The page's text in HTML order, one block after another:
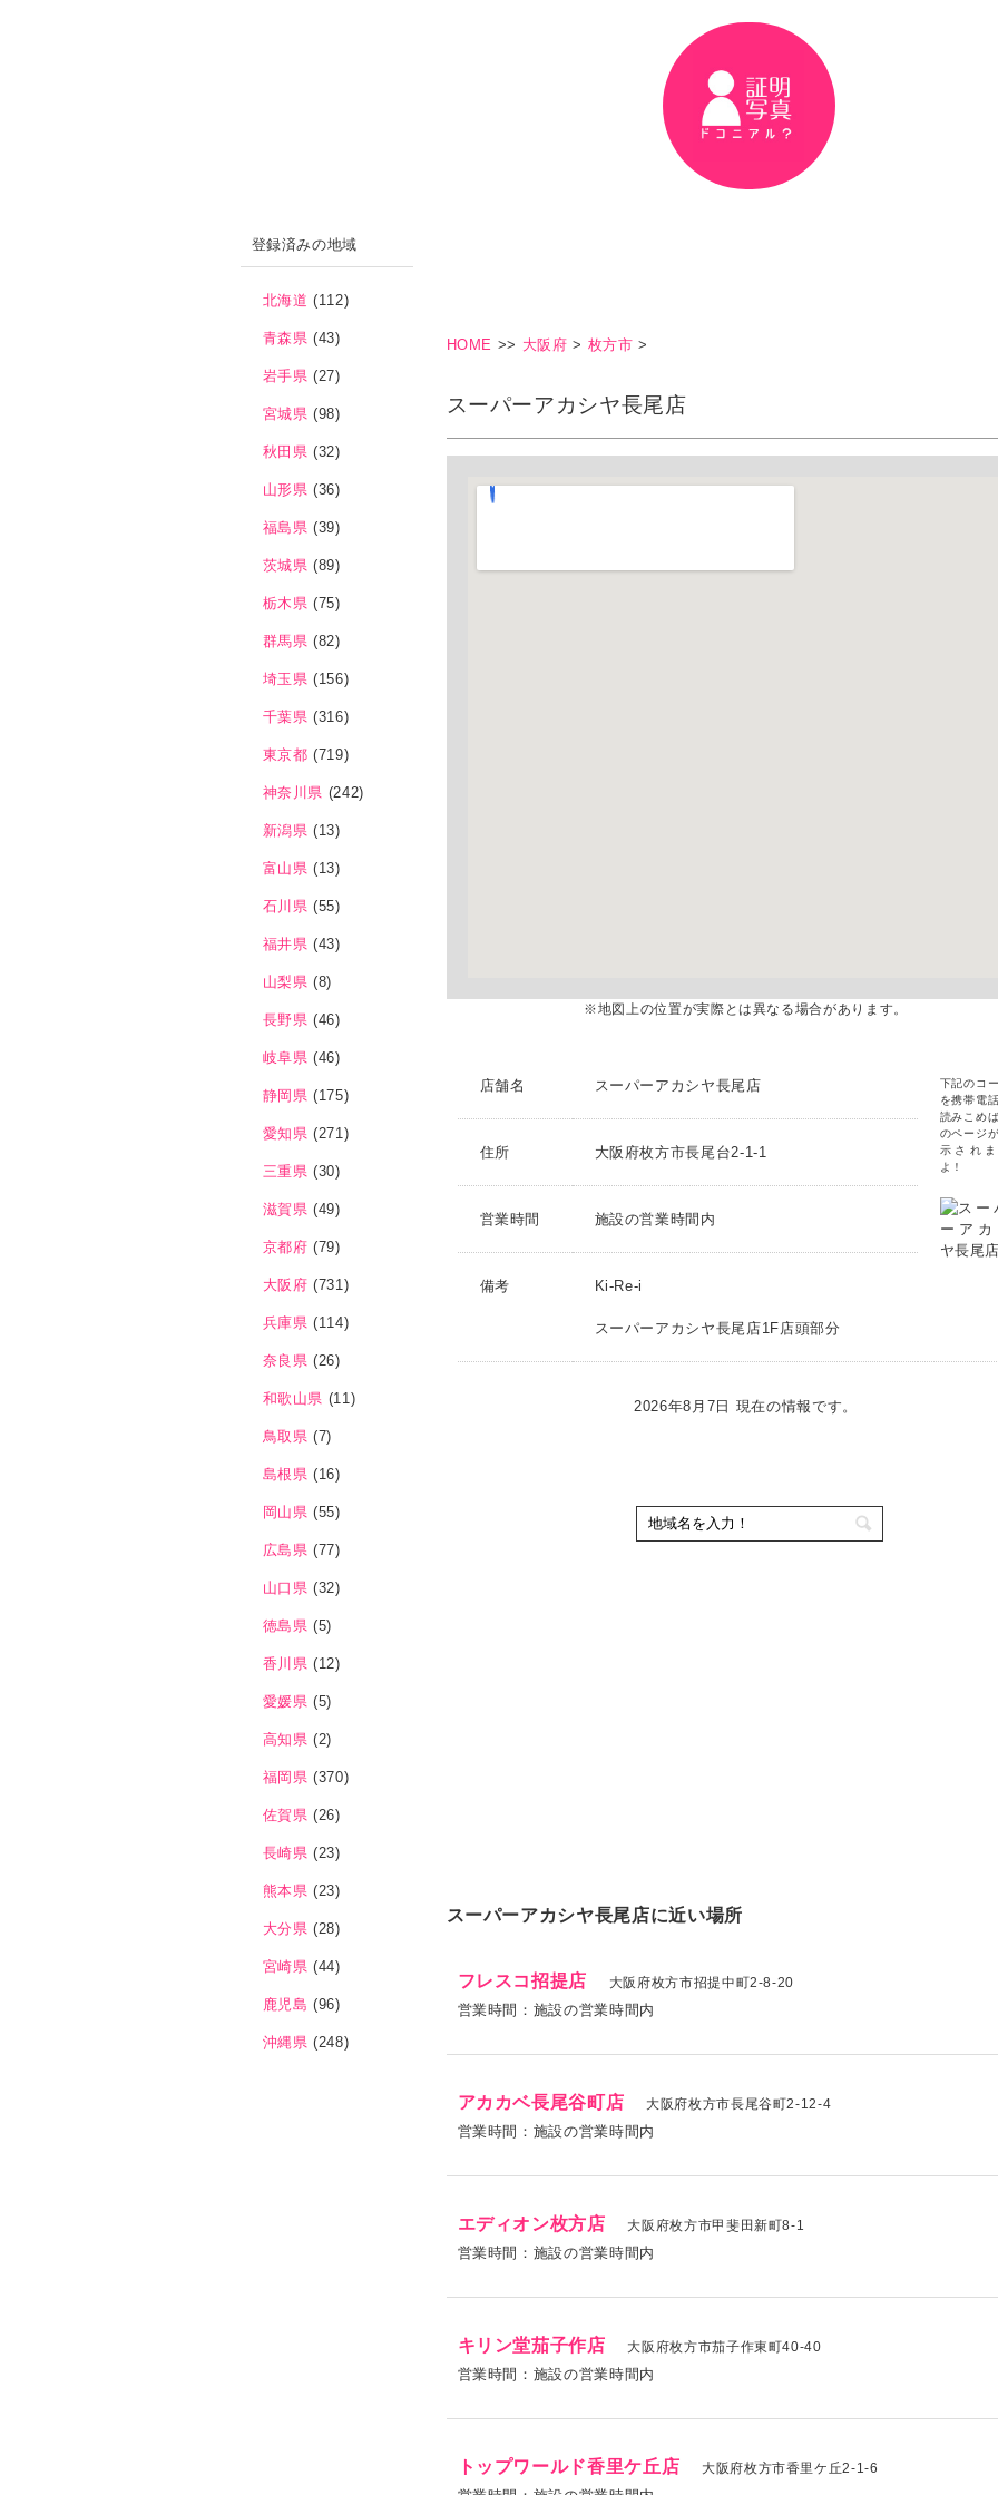
HOME >> 大阪府 > 枚方市 >
スーパーアカシヤ長尾店
※地図上の位置が実際とは異なる場合があります。
店舗名 スーパーアカシヤ長尾店
下記のコ
を携帯電
読みこめ
のページ
示され
よ！
住所 大阪府枚方市長尾台2-1-1
営業時間 施設の営業時間内
備考 Ki-Re-i
スーパーアカシヤ長尾店1F店頭部分
2026年8月7日 現在の情報です。
スーパーアカシヤ長尾店に近い場所
フレスコ招提店 大阪府枚方市招提中町2-8-20
営業時間：施設の営業時間内
アカカベ長尾谷町店 大阪府枚方市長尾谷町2-12-4
営業時間：施設の営業時間内
エディオン枚方店 大阪府枚方市甲斐田新町8-1
営業時間：施設の営業時間内
キリン堂茄子作店 大阪府枚方市茄子作東町40-40
営業時間：施設の営業時間内
トップワールド香里ケ丘店 大阪府枚方市香里ケ丘2-1-6
登録済みの地域
北海道 (112)
青森県 (43)
岩手県 (27)
宮城県 (98)
秋田県 (32)
山形県 (36)
福島県 (39)
茨城県 (89)
栃木県 (75)
群馬県 (82)
埼玉県 (156)
千葉県 (316)
東京都 (719)
神奈川県 (242)
新潟県 (13)
富山県 (13)
石川県 (55)
福井県 (43)
山梨県 (8)
長野県 (46)
岐阜県 (46)
静岡県 (175)
愛知県 (271)
三重県 (30)
滋賀県 (49)
京都府 (79)
大阪府 (731)
兵庫県 (114)
奈良県 (26)
和歌山県 (11)
鳥取県 (7)
島根県 (16)
岡山県 (55)
広島県 (77)
山口県 (32)
徳島県 (5)
香川県 (12)
愛媛県 (5)
高知県 (2)
福岡県 (370)
佐賀県 (26)
長崎県 (23)
熊本県 (23)
大分県 (28)
宮崎県 (44)
鹿児島 (96)
沖縄県 (248)